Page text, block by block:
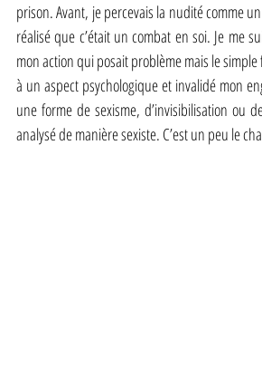
prison. Avant, je percevais la nudité comme
réalisé que c’était un combat en soi. Je me
mon action qui posait problème mais le
à un aspect psychologique et invalidé mon
une forme de sexisme, d’invisibilisation ou
analysé de manière sexiste. C’est un peu le